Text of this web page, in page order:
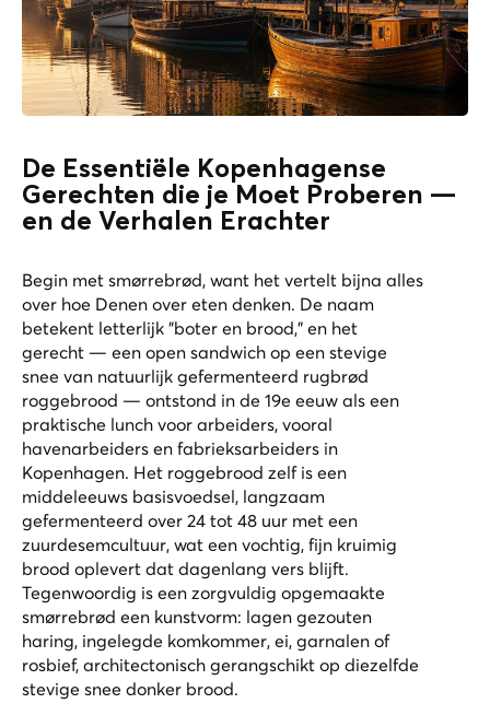
De Essentiële Kopenhagense
Gerechten die je Moet Proberen —
en de Verhalen Erachter
Begin met smørrebrød, want het vertelt bijna alles
over hoe Denen over eten denken. De naam
betekent letterlijk "boter en brood," en het
gerecht — een open sandwich op een stevige
snee van natuurlijk gefermenteerd rugbrød
roggebrood — ontstond in de 19e eeuw als een
praktische lunch voor arbeiders, vooral
havenarbeiders en fabrieksarbeiders in
Kopenhagen. Het roggebrood zelf is een
middeleeuws basisvoedsel, langzaam
gefermenteerd over 24 tot 48 uur met een
zuurdesemcultuur, wat een vochtig, fijn kruimig
brood oplevert dat dagenlang vers blijft.
Tegenwoordig is een zorgvuldig opgemaakte
smørrebrød een kunstvorm: lagen gezouten
haring, ingelegde komkommer, ei, garnalen of
rosbief, architectonisch gerangschikt op diezelfde
stevige snee donker brood.